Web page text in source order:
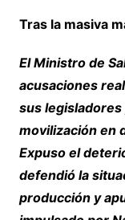
Tras la masiva
El Ministro de
acusaciones
sus
movilización en
Expuso el
defendió la
producción y